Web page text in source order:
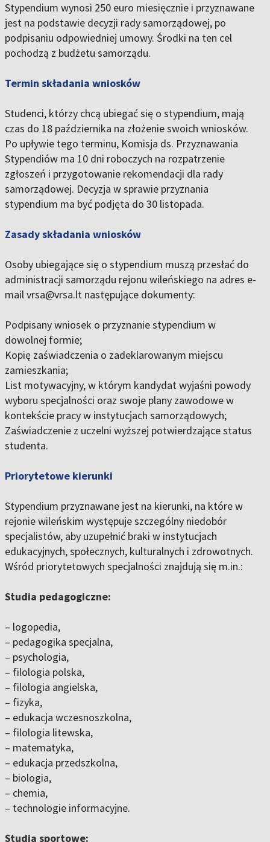
Stypendium wynosi 250 euro miesięcznie i przyznawane
jest na podstawie decyzji rady samorządowej, po
podpisaniu odpowiedniej umowy. Środki na ten cel
pochodzą z budżetu samorządu.
Termin składania wniosków
Studenci, którzy chcą ubiegać się o stypendium, mają
czas do 18 października na złożenie swoich wniosków.
Po upływie tego terminu, Komisja ds. Przyznawania
Stypendiów ma 10 dni roboczych na rozpatrzenie
zgłoszeń i przygotowanie rekomendacji dla rady
samorządowej. Decyzja w sprawie przyznania
stypendium ma być podjęta do 30 listopada.
Zasady składania wniosków
Osoby ubiegające się o stypendium muszą przesłać do
administracji samorządu rejonu wileńskiego na adres e-
mail vrsa@vrsa.lt następujące dokumenty:
Podpisany wniosek o przyznanie stypendium w
dowolnej formie;
Kopię zaświadczenia o zadeklarowanym miejscu
zamieszkania;
List motywacyjny, w którym kandydat wyjaśni powody
wyboru specjalności oraz swoje plany zawodowe w
kontekście pracy w instytucjach samorządowych;
Zaświadczenie z uczelni wyższej potwierdzające status
studenta.
Priorytetowe kierunki
Stypendium przyznawane jest na kierunki, na które w
rejonie wileńskim występuje szczególny niedobór
specjalistów, aby uzupełnić braki w instytucjach
edukacyjnych, społecznych, kulturalnych i zdrowotnych.
Wśród priorytetowych specjalności znajdują się m.in.:
Studia pedagogiczne:
– logopedia,
– pedagogika specjalna,
– psychologia,
– filologia polska,
– filologia angielska,
– fizyka,
– edukacja wczesnoszkolna,
– filologia litewska,
– matematyka,
– edukacja przedszkolna,
– biologia,
– chemia,
– technologie informacyjne.
Studia sportowe: